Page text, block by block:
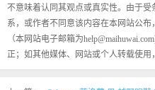
不意味着认同其观点或真实性。由于
系，或作者不同意该内容在本网站公
（本网站电子邮箱为
正；如其他媒体、网站或个人转载使用